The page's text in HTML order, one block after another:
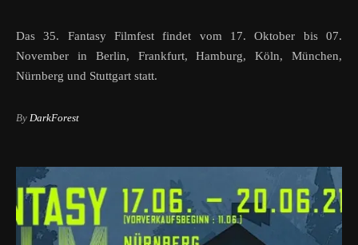
Das 35. Fantasy Filmfest findet vom 17. Oktober bis 07.
November in Berlin, Frankfurt, Hamburg, Köln, München,
Nürnberg und Stuttgart statt.
By DarkForest